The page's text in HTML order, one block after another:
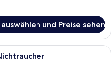
und Preise sehen
Ein Hotelzimmer mit einem großen